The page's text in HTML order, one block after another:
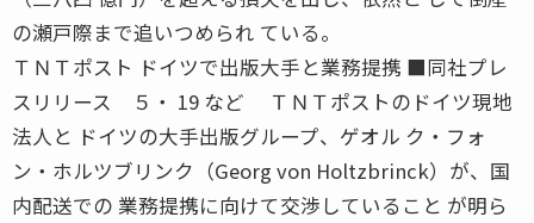
の瀬戸際まで追いつめられ ている。
ＴＮＴポスト ドイツで出版大手と業務提携 ■同社プレ
スリリース ５・ 19 など ＴＮＴポストのドイツ現地
法人と ドイツの大手出版グループ、ゲオル ク・フォ
ン・ホルツブリンク（Georg von Holtzbrinck）が、国
内配送での 業務提携に向けて交渉していること が明ら